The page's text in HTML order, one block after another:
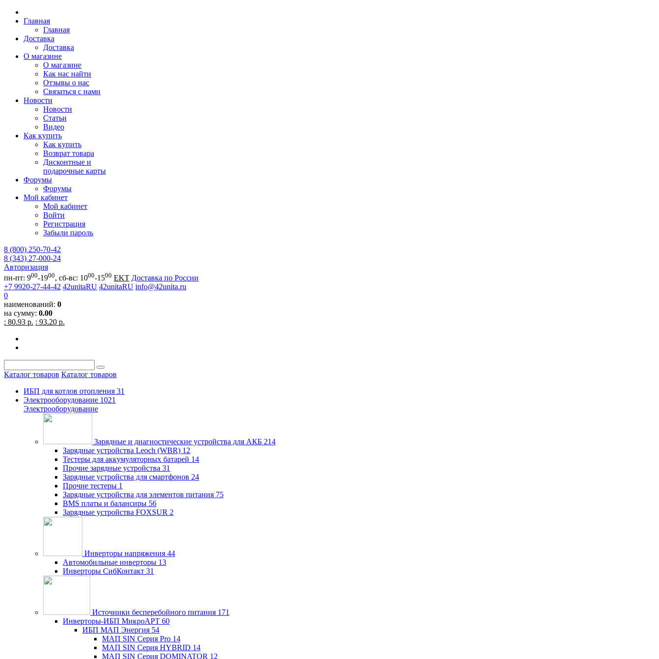
Главная
Главная
Доставка
Доставка
О магазине
О магазине
Как нас найти
Отзывы о нас
Связаться с нами
Новости
Новости
Статьи
Видео
Как купить
Как купить
Возврат товара
Дисконтные и
подарочные карты
Форумы
Форумы
Мой кабинет
Мой кабинет
Войти
Регистрация
Забыли пароль
8 (800) 250-70-42
8 (343) 27-000-24
Авторизация
пн-пт: 900-1900, сб-вс: 1000-1500 EKT Доставка по России
+7 9920-27-44-42 42unitaRU 42unitaRU info@42unita.ru
0
наименований: 0
на сумму: 0.00
: 80.93 р. : 93.20 р.
Каталог товаров Каталог товаров
ИБП для котлов отопления 31
Электрооборудование 1021
Электрооборудование
Зарядные и диагностические устройства для АКБ 214
Зарядные устройства Leoch (WBR) 12
Тестеры для аккумуляторных батарей 14
Прочие зарядные устройства 31
Зарядные устройства для смартфонов 24
Прочие тестеры 1
Зарядные устройства для элементов питания 75
BMS платы и балансиры 56
Зарядные устройства FOXSUR 2
Инверторы напряжения 44
Автомобильные инверторы 13
Инверторы СибКонтакт 31
Источники бесперебойного питания 171
Инверторы-ИБП МикроАРТ 60
ИБП МАП Энергия 54
МАП SIN Серия Pro 14
МАП SIN Серия HYBRID 14
МАП SIN Серия DOMINATOR 12